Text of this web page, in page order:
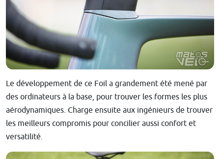
Le développement de ce Foil a grandement été mené par
des ordinateurs à la base, pour trouver les formes les plus
aérodynamiques. Charge ensuite aux ingénieurs de trouver
les meilleurs compromis pour concilier aussi confort et
versatilité.